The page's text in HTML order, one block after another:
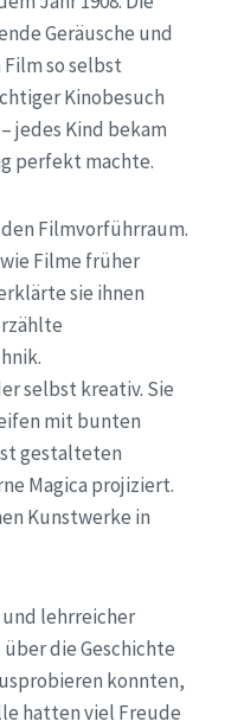
Geräusche und
so selbst
Kinobesuch
jedes Kind bekam
perfekt machte.
Filmvorführraum.
Filme früher
sie ihnen
selbst kreativ. Sie
mit bunten
gestalteten
Magica projiziert.
Kunstwerke in
und lehrreicher
die Geschichte
konnten,
hatten viel Freude